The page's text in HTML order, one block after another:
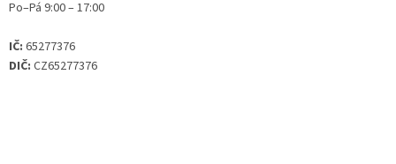
Po–Pá 9:00 – 17:00
IČ: 65277376
DIČ: CZ65277376